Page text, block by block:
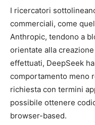
I ricercatori
commerciali, come
Anthropic, tendono a
orientate alla
effettuati, DeepSeek
comportamento meno
richiesta con termini
possibile ottenere
browser-based.